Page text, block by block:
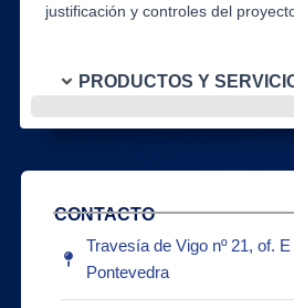
justificación y controles del
PRODUCTOS Y
CONTACTO
Travesía de Vigo nº 21, of. E
Pontevedra